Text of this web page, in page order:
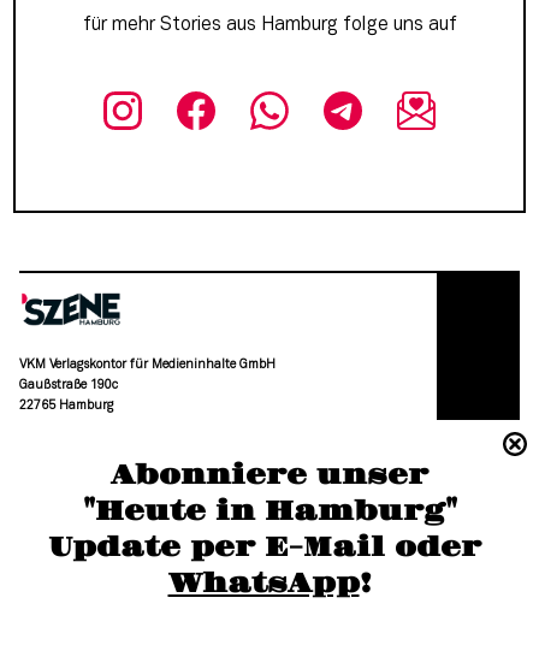
Abonniere unser
"Heute in Hamburg"
Update per E-Mail oder
WhatsApp!
für mehr Stories aus Hamburg folge uns auf
VKM Verlagskontor für Medieninhalte GmbH
Gaußstraße 190c
22765 Hamburg
moc.grubmah-enezs@ofni